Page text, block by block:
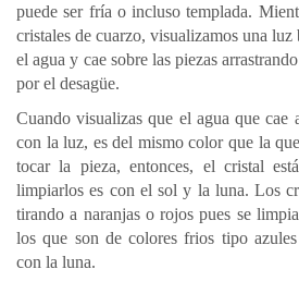
puede ser fría o incluso templada.
cristales de cuarzo, visualizamos una luz
el agua y cae sobre las piezas
por el desagüe.
Cuando visualizas que el agua que cae
con la luz, es del mismo color que la
tocar la pieza, entonces, el cristal
limpiarlos es con el sol y la luna. Los
tirando a naranjas o rojos pues se
los que son de colores frios tipo
con la luna.